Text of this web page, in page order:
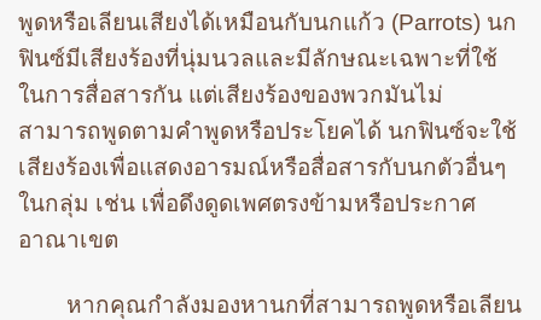
พูดหรือเลียนเสียงได้เหมือนกับนกแก้ว (Parrots) นก
ฟินซ์มีเสียงร้องที่นุ่มนวลและมีลักษณะเฉพาะที่ใช้
ในการสื่อสารกัน แต่เสียงร้องของพวกมันไม่
สามารถพูดตามคำพูดหรือประโยคได้ นกฟินซ์จะใช้
เสียงร้องเพื่อแสดงอารมณ์หรือสื่อสารกับนกตัวอื่นๆ
ในกลุ่ม เช่น เพื่อดึงดูดเพศตรงข้ามหรือประกาศ
อาณาเขต
หากคุณกำลังมองหานกที่สามารถพูดหรือเลียน